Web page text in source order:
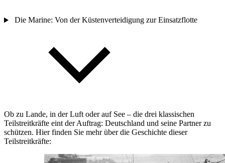
Die Marine: Von der Küstenverteidigung zur Einsatzflotte
Ob zu Lande, in der Luft oder auf See – die drei klassischen
Teilstreitkräfte eint der Auftrag: Deutschland und seine Partner zu
schützen. Hier finden Sie mehr über die Geschichte dieser
Teilstreitkräfte: